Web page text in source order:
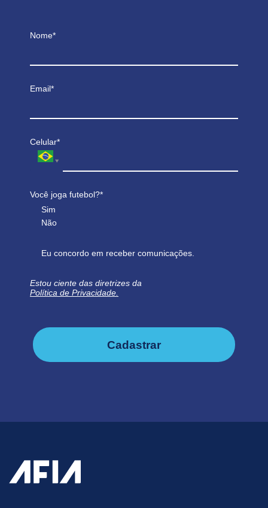
Nome*
Email*
Celular*
Você joga futebol?*
Sim
Não
Eu concordo em receber comunicações.
Estou ciente das diretrizes da
Política de Privacidade.
Cadastrar